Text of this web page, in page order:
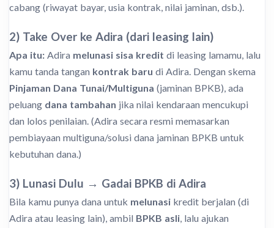
cabang (riwayat bayar, usia kontrak, nilai jaminan, dsb.).
2) Take Over ke Adira (dari leasing lain)
Apa itu: Adira melunasi sisa kredit di leasing lamamu, lalu
kamu tanda tangan kontrak baru di Adira. Dengan skema
Pinjaman Dana Tunai/Multiguna (jaminan BPKB), ada
peluang dana tambahan jika nilai kendaraan mencukupi
dan lolos penilaian. (Adira secara resmi memasarkan
pembiayaan multiguna/solusi dana jaminan BPKB untuk
kebutuhan dana.)
3) Lunasi Dulu → Gadai BPKB di Adira
Bila kamu punya dana untuk melunasi kredit berjalan (di
Adira atau leasing lain), ambil BPKB asli, lalu ajukan